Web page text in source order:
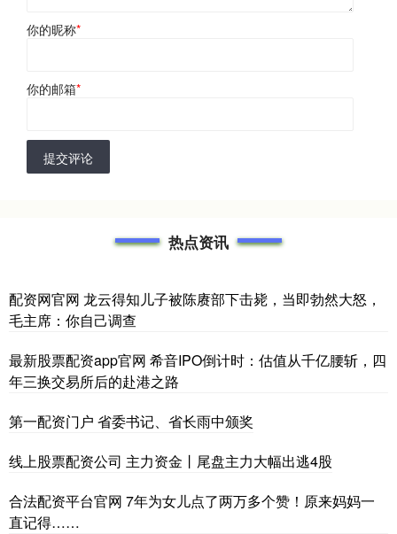
你的昵称*
你的邮箱*
提交评论
热点资讯
配资网官网 龙云得知儿子被陈赓部下击毙，当即勃然大怒，
毛主席：你自己调查
最新股票配资app官网 希音IPO倒计时：估值从千亿腰斩，四
年三换交易所后的赴港之路
第一配资门户 省委书记、省长雨中颁奖
线上股票配资公司 主力资金丨尾盘主力大幅出逃4股
合法配资平台官网 7年为女儿点了两万多个赞！原来妈妈一
直记得……